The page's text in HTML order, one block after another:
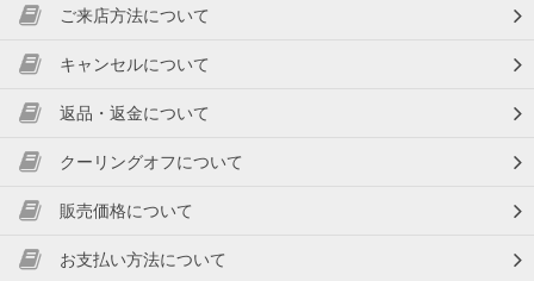
ご来店方法について
キャンセルについて
返品・返金について
クーリングオフについて
販売価格について
お支払い方法について